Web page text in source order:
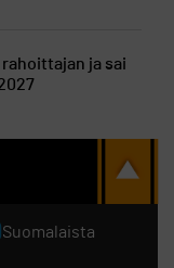
rahoittajan ja sai
Suomalaista